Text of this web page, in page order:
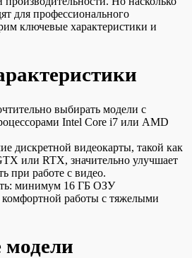
для профессионального
ключевые характеристики и
выбирать модели с
Intel Core i7 или AMD
дискретной видеокарты, такой как
или RTX, значительно улучшает
при работе с видео.
минимум 16 ГБ ОЗУ
комфортной работы с тяжелыми